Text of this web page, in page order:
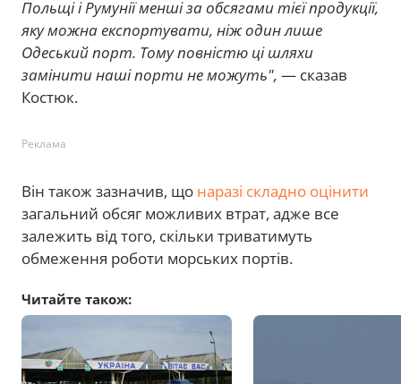
Польщі і Румунії менші за обсягами тієї продукції,
яку можна експортувати, ніж один лише
Одеський порт. Тому повністю ці шляхи
замінити наші порти не можуть", — сказав
Костюк.
Реклама
Він також зазначив, що наразі складно оцінити
загальний обсяг можливих втрат, адже все
залежить від того, скільки триватимуть
обмеження роботи морських портів.
Читайте також: